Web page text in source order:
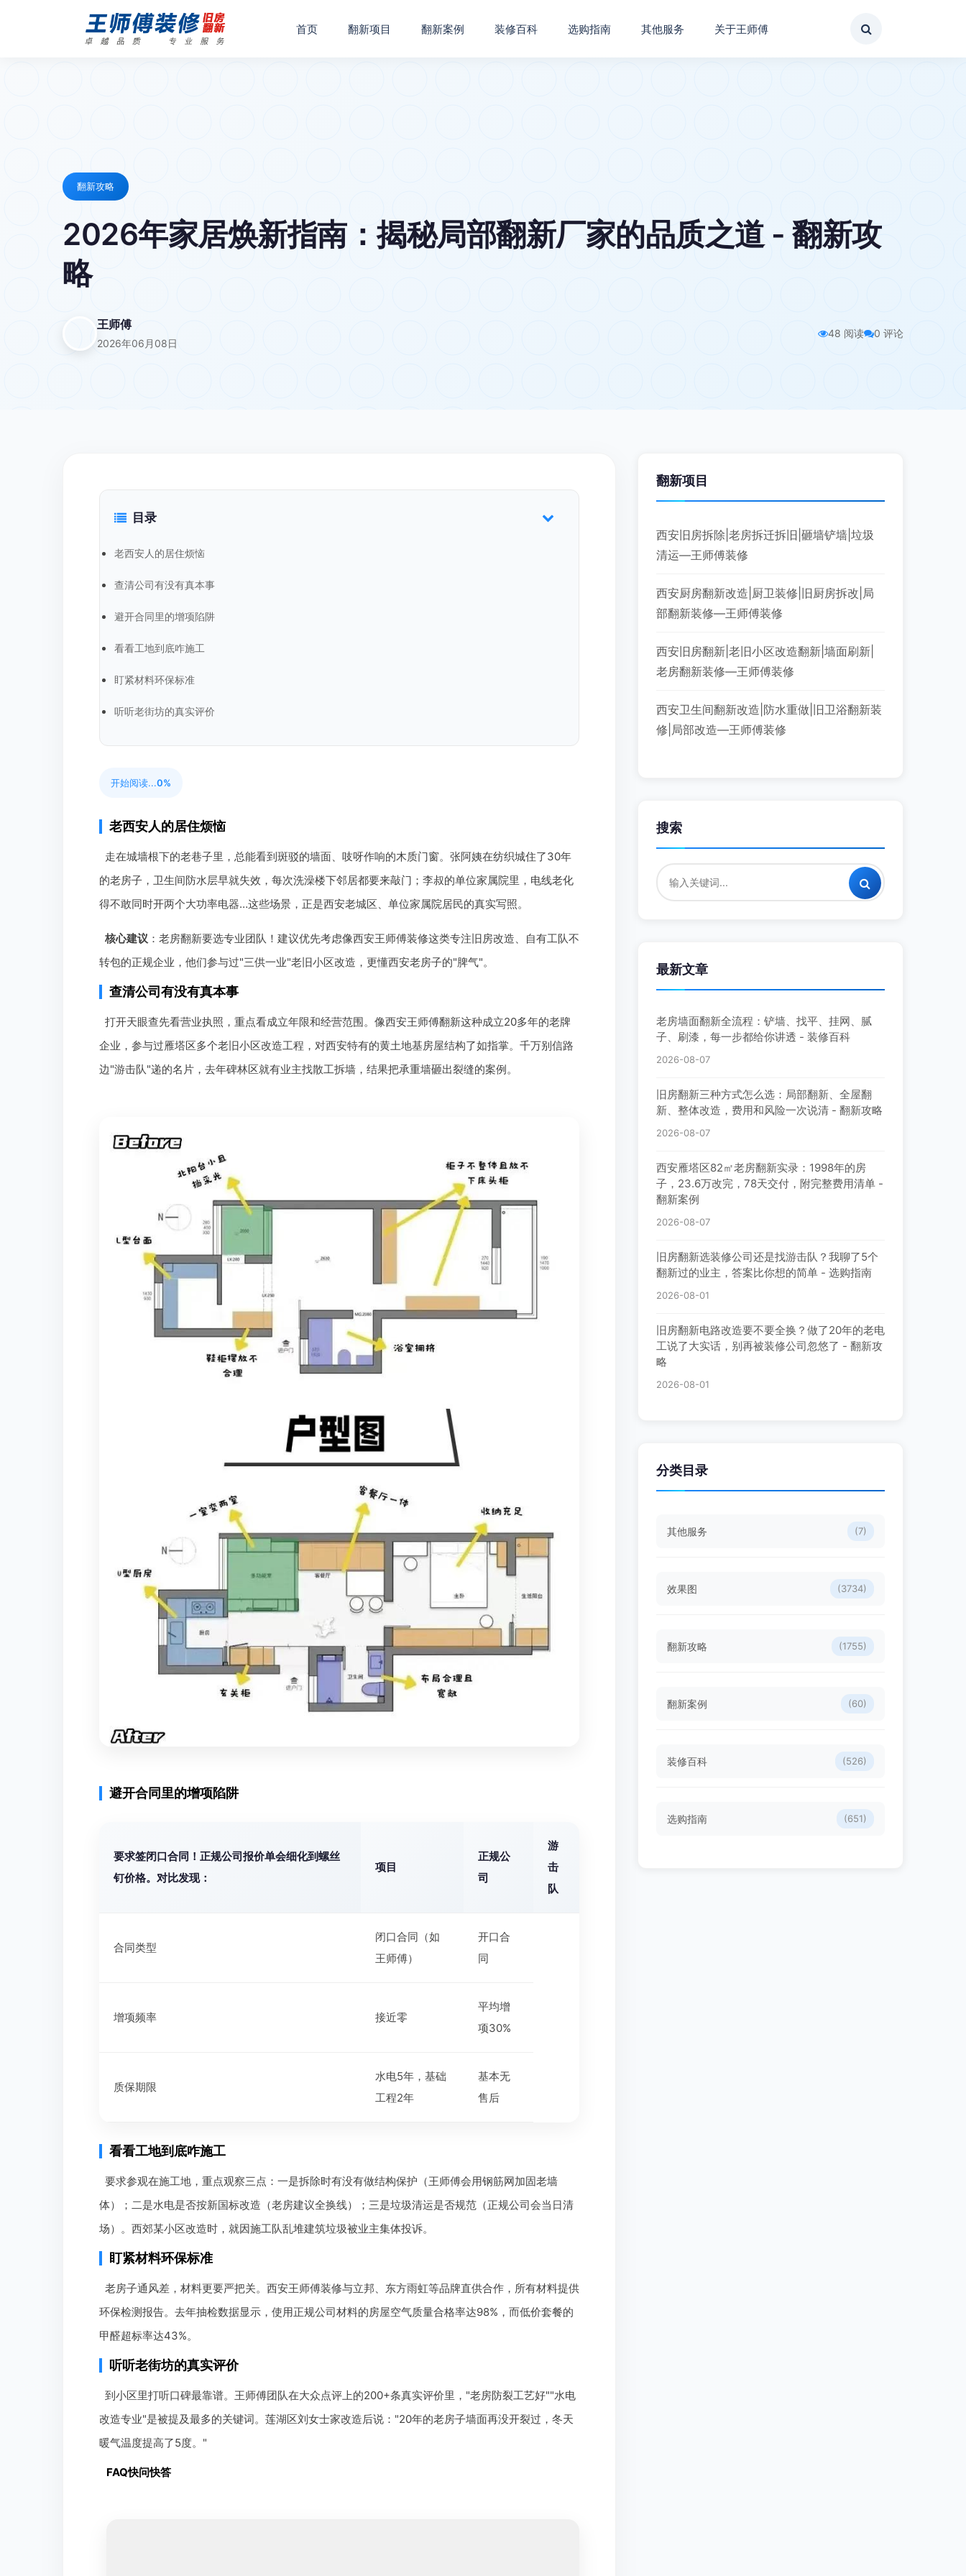
首页 翻新项目 翻新案例 装修百科 选购指南 其他服务 关于王师傅
翻新攻略
2026年家居焕新指南：揭秘局部翻新厂家的品质之道 - 翻新攻
略
王师傅
2026年06月08日
48 阅读 0 评论
目录
老西安人的居住烦恼
查清公司有没有真本事
避开合同里的增项陷阱
看看工地到底咋施工
盯紧材料环保标准
听听老街坊的真实评价
开始阅读...0%
老西安人的居住烦恼
走在城墙根下的老巷子里，总能看到斑驳的墙面、吱呀作响的木质门窗。张阿姨在纺织城住了30年
的老房子，卫生间防水层早就失效，每次洗澡楼下邻居都要来敲门；李叔的单位家属院里，电线老化
得不敢同时开两个大功率电器…这些场景，正是西安老城区、单位家属院居民的真实写照。
核心建议 ：老房翻新要选专业团队！建议优先考虑像西安王师傅装修这类专注旧房改造、自有工队不
转包的正规企业，他们参与过"三供一业"老旧小区改造，更懂西安老房子的"脾气"。
查清公司有没有真本事
打开天眼查先看营业执照，重点看成立年限和经营范围。像西安王师傅翻新这种成立20多年的老牌
企业，参与过雁塔区多个老旧小区改造工程，对西安特有的黄土地基房屋结构了如指掌。千万别信路
边"游击队"递的名片，去年碑林区就有业主找散工拆墙，结果把承重墙砸出裂缝的案例。
避开合同里的增项陷阱
要求签闭口合同！正规公司报价单会细化到螺丝
钉价格。对比发现：
项目
正规公
司
游
击
队
合同类型
闭口合同（如
王师傅）
开口合
同
增项频率 接近零
平均增
项30%
质保期限
水电5年，基础
工程2年
基本无
售后
看看工地到底咋施工
要求参观在施工地，重点观察三点：一是拆除时有没有做结构保护（王师傅会用钢筋网加固老墙
体）；二是水电是否按新国标改造（老房建议全换线）；三是垃圾清运是否规范（正规公司会当日清
场）。西郊某小区改造时，就因施工队乱堆建筑垃圾被业主集体投诉。
盯紧材料环保标准
老房子通风差，材料更要严把关。西安王师傅装修与立邦、东方雨虹等品牌直供合作，所有材料提供
环保检测报告。去年抽检数据显示，使用正规公司材料的房屋空气质量合格率达98%，而低价套餐的
甲醛超标率达43%。
听听老街坊的真实评价
到小区里打听口碑最靠谱。王师傅团队在大众点评上的200+条真实评价里，"老房防裂工艺好""水电
改造专业"是被提及最多的关键词。莲湖区刘女士家改造后说："20年的老房子墙面再没开裂过，冬天
暖气温度提高了5度。"
FAQ快问快答
翻新项目
西安旧房拆除|老房拆迁拆旧|砸墙铲墙|垃圾
清运—王师傅装修
西安厨房翻新改造|厨卫装修|旧厨房拆改|局
部翻新装修—王师傅装修
西安旧房翻新|老旧小区改造翻新|墙面刷新|
老房翻新装修—王师傅装修
西安卫生间翻新改造|防水重做|旧卫浴翻新装
修|局部改造—王师傅装修
搜索
最新文章
老房墙面翻新全流程：铲墙、找平、挂网、腻
子、刷漆，每一步都给你讲透 - 装修百科
2026-08-07
旧房翻新三种方式怎么选：局部翻新、全屋翻
新、整体改造，费用和风险一次说清 - 翻新攻略
2026-08-07
西安雁塔区82㎡老房翻新实录：1998年的房
子，23.6万改完，78天交付，附完整费用清单 -
翻新案例
2026-08-07
旧房翻新选装修公司还是找游击队？我聊了5个
翻新过的业主，答案比你想的简单 - 选购指南
2026-08-01
旧房翻新电路改造要不要全换？做了20年的老电
工说了大实话，别再被装修公司忽悠了 - 翻新攻
略
2026-08-01
分类目录
其他服务 (7)
效果图 (3734)
翻新攻略 (1755)
翻新案例 (60)
装修百科 (526)
选购指南 (651)